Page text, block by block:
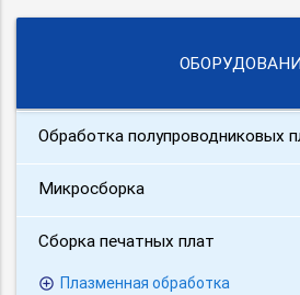
Обработка полупроводниковых
Микросборка
Сборка печатных плат
Плазменная обработка